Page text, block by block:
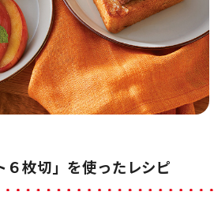
６枚切」を使ったレシピ